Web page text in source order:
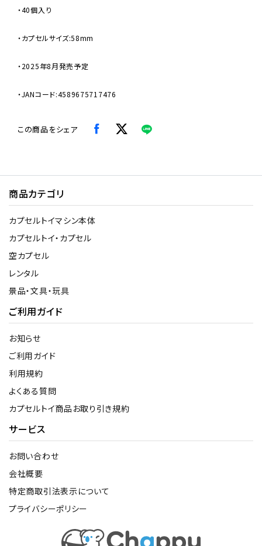
・40個入り
・カプセルサイズ:58mm
・2025年8月発売予定
・JANコード:4589675717476
この商品をシェア
商品カテゴリ
カプセルトイマシン本体
カプセルトイ・カプセル
空カプセル
レンタル
景品・文具・玩具
ご利用ガイド
お知らせ
ご利用ガイド
利用規約
よくある質問
カプセルトイ商品お取り引き規約
サービス
お問い合わせ
会社概要
特定商取引法表示について
プライバシーポリシー